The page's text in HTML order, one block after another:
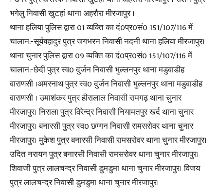
भगेलु निवासी खुटहां थाना अहरौरा मीरजापुर ।
थाना हलिया पुलिस द्वारा 01 व्यक्ति का दं0प्र0सं0 151/107/116 में
चालान:-सूर्यबहादुर पुत्र जगभरन निवासी नदनी थाना हलिया मीरजापुर।
थाना चुनार पुलिस द्वारा 09 व्यक्ति का दं0प्र0सं0 151/107/116 में
चालान:-छेदी पुत्र स्व0 दुर्जन निवासी भुल्लनपुर थाना मडुवाडीह
वाराणसी ।अमरनाथ पुत्र स्व0 दुर्जन निवासी भुल्लनपुर थाना मडुवाडीह
वाराणसी । उमाशंकर पुत्र हीरालाल निवासी रामगढ़ थाना चुनार
मीरजापुर। निराला पुत्र विरेन्द्र निवासी नियामतपुर खर्द थाना चुनार
मीरजापुर। बनारसी पुत्र स्व0 छग्गन निवासी रामसरोवर थाना चुनार
मीरजापुर। मुकेश पुत्र बनारसी निवासी रामसरोवर थाना चुनार मीरजापुर।
उदित नरायन पुत्र बनारसी निवासी रामसरोवर थाना चुनार मीरजापुर।
शिवाजी पुत्र लालचन्द्र निवासी डुमडुमा थाना चुनार मीरजापुर। विजय
पुत्र लालचन्द्र निवासी डुमडुमा थाना चुनार मीरजापुर।